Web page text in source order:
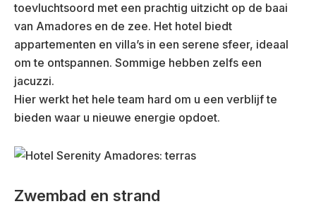
toevluchtsoord met een prachtig uitzicht op de baai
van Amadores en de zee. Het hotel biedt
appartementen en villa’s in een serene sfeer, ideaal
om te ontspannen. Sommige hebben zelfs een
jacuzzi.
Hier werkt het hele team hard om u een verblijf te
bieden waar u nieuwe energie opdoet.
Zwembad en strand